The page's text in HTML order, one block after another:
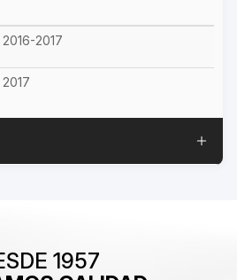
2016-2017
2017
1957